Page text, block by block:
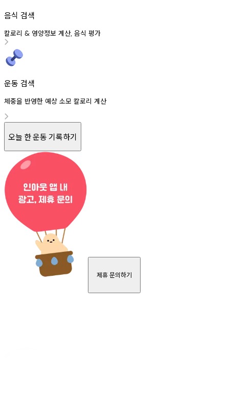
음식 검색
칼로리 & 영양정보 계산, 음식 평가
운동 검색
체중을 반영한 예상 소모 칼로리 계산
오늘 한 운동 기록하기
제휴 문의하기